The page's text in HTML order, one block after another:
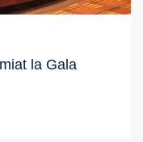
la Gala